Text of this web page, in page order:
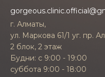
индивидуальные
защите кожи от
советов помогает
сохранить эффект
г. Алматы,
ул. Маркова 61/1 уг. пр.
2 блок, 2 этаж
Будни: с 9:00 - 19:00
суббота 9:00 - 18:00